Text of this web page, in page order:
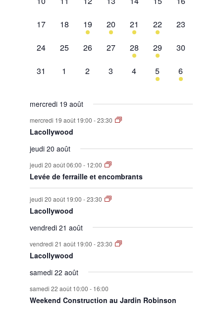
0
17
0
évènement,
18
1
évènement,
19
2
évènements,
20
1
évènement,
21
2
évènements,
22
0
23
0
24
0
25
0
26
0
évènement,
27
1
évènement,
28
1
évènement,
29
0
30
0
31
0
1
0
2
0
3
0
évènement,
4
1
évènement,
5
1
évènement,
6
mercredi 19 août
mercredi 19 août 19:00 -23:30
Lacollywood
jeudi 20 août
jeudi 20 août 06:00 - 12:00
Levée de ferraille et encombrants
jeudi 20 août 19:00 -23:30
Lacollywood
vendredi 21 août
vendredi 21 août 19:00 -23:30
Lacollywood
samedi 22 août
samedi 22 août 10:00 - 16:00
Weekend Construction au Jardin Robinson